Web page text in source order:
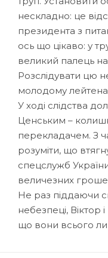
нескладно: це
президента з
ось що цікаво: у
великий палець
Розслідувати цю
молодому
У ході слідства
Ценським –
перекладачем. З
розуміти, що
спецслужб
величезних
Не раз піддаючи
небезпеці, Віктор
що вони всього